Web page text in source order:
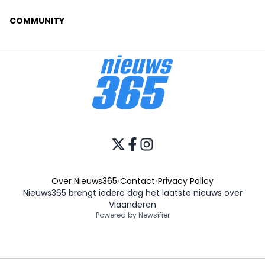
COMMUNITY
Over Nieuws365•Contact•Privacy Policy
Nieuws365 brengt iedere dag het laatste nieuws over
Vlaanderen
Powered by Newsifier